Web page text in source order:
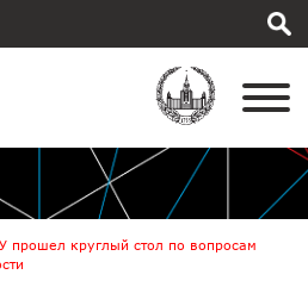
прошел круглый стол по вопросам